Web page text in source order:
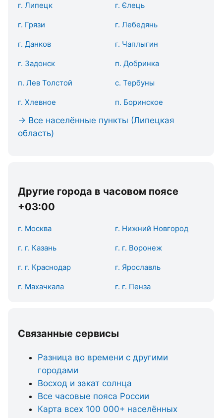
г. Липецк г. Єлець
г. Грязи г. Лебедянь
г. Данков г. Чаплыгин
г. Задонск п. Добринка
п. Лев Толстой с. Тербуны
г. Хлевное п. Боринское
→ Все населённые пункты (Липецкая
область)
Другие города в часовом поясе
+03:00
г. Москва г. Нижний Новгород
г. г. Казань г. г. Воронеж
г. г. Краснодар г. Ярославль
г. Махачкала г. г. Пенза
Связанные сервисы
Разница во времени с другими
городами
Восход и закат солнца
Все часовые пояса России
Карта всех 100 000+ населённых